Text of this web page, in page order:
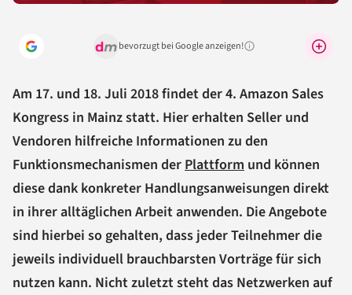
bevorzugt bei Google anzeigen!Warum lohnt sich das?
Am 17. und 18. Juli 2018 findet der 4. Amazon Sales
Kongress in Mainz statt. Hier erhalten Seller und
Vendoren hilfreiche Informationen zu den
Funktionsmechanismen der Plattform und können
diese dank konkreter Handlungsanweisungen direkt
in ihrer alltäglichen Arbeit anwenden. Die Angebote
sind hierbei so gehalten, dass jeder Teilnehmer die
jeweils individuell brauchbarsten Vorträge für sich
nutzen kann. Nicht zuletzt steht das Netzwerken auf